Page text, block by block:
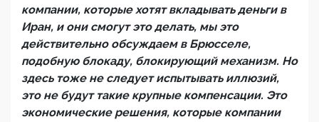
компании, которые хотят вкладывать деньги в
Иран, и они смогут это делать, мы это
действительно обсуждаем в Брюсселе,
подобную блокаду, блокирующий механизм. Но
здесь тоже не следует испытывать иллюзий,
это не будут такие крупные компенсации. Это
экономические решения, которые компании